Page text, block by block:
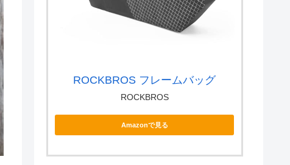
ROCKBROS フレームバッグ
ROCKBROS
Amazonで見る